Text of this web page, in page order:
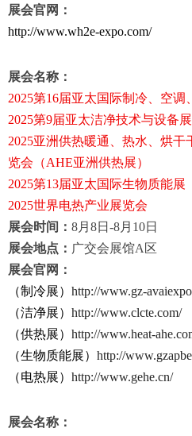
展会官网：
http://www.wh2e-expo.com/
展会名称：
2025第16届亚太国际制冷、空调
2025第9届亚太洁净技术与设备
2025亚洲供热暖通、热水、烘干
览会（AHE亚洲供热展）
2025第13届亚太国际生物质能展
2025世界电热产业展览会
展会时间： 8月 8日 -8月 10日
展会地点： 广交会展馆A 区
展会官网：
（制冷展） http://www.gz-
（洁净展） http://www.clcte.com/
（供热展） http://www.heat-
（生物质能展） http://
（电热展） http://www.gehe.cn/
展会名称：